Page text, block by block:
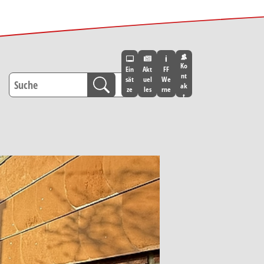
Ein
sät
ze
Akt
uel
les
FF
We
rne
Ko
nt
ak
t